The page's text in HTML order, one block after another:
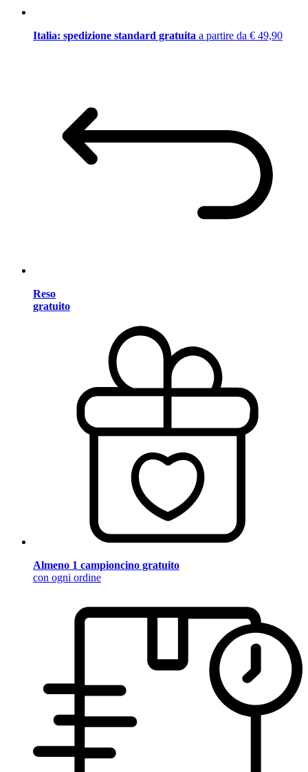
Italia: spedizione standard gratuita a partire da € 49,90
Reso
gratuito
Almeno 1 campioncino gratuito
con ogni ordine